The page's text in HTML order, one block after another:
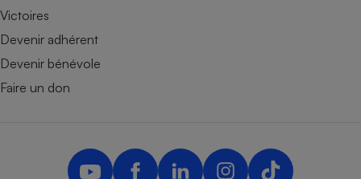
Victoires
Devenir adhérent
Devenir bénévole
Faire un don